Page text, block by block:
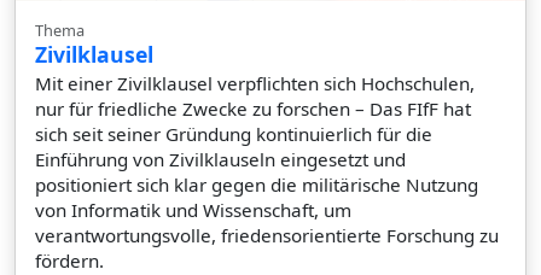
Thema
Zivilklausel
Mit einer Zivilklausel verpflichten sich Hochschulen,
nur für friedliche Zwecke zu forschen – Das FIfF hat
sich seit seiner Gründung kontinuierlich für die
Einführung von Zivilklauseln eingesetzt und
positioniert sich klar gegen die militärische Nutzung
von Informatik und Wissenschaft, um
verantwortungsvolle, friedensorientierte Forschung zu
fördern.